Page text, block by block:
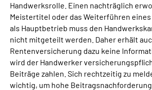
Handwerksrolle. Einen nachträglich
Meistertitel oder das Weiterführen
als Hauptbetrieb muss den
nicht mitgeteilt werden. Daher erhält
Rentenversicherung dazu keine
wird der Handwerker
Beiträge zahlen. Sich rechtzeitig zu
wichtig, um hohe